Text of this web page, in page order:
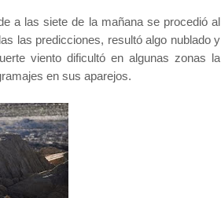
a las siete de la mañana se procedió al
las predicciones, resultó algo nublado y
viento dificultó en algunas zonas la
en sus aparejos.